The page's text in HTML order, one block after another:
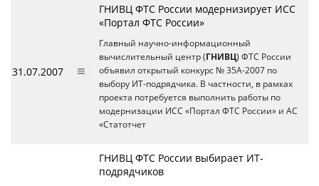
31.07.2007
ГНИВЦ ФТС России модернизирует ИСС
«Портал ФТС России»
Главный научно-информационный
вычислительный центр (ГНИВЦ) ФТС России
объявил открытый конкурс № 35А-2007 по
выбору ИТ-подрядчика. В частности, в рамках
проекта потребуется выполнить работы по
модернизации ИСС «Портал ФТС России» и АС
«Статотчет
ГНИВЦ ФТС России выбирает ИТ-
подрядчиков